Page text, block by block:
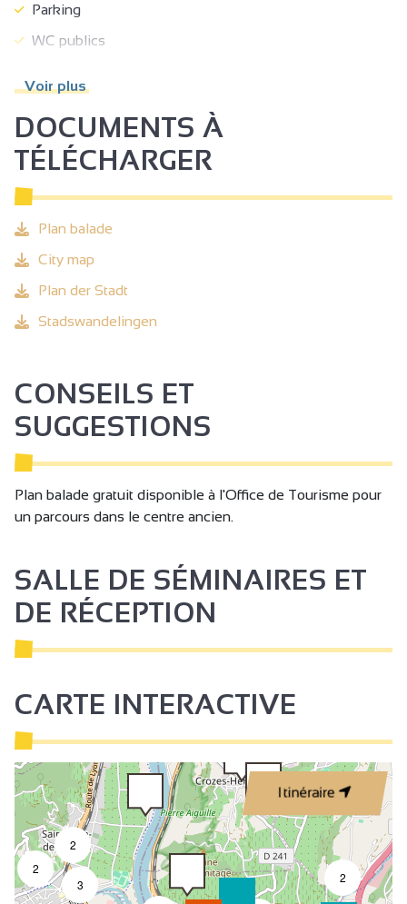
Parking
WC publics
Voir plus
DOCUMENTS À
TÉLÉCHARGER
Plan balade
City map
Plan der Stadt
Stadswandelingen
CONSEILS ET
SUGGESTIONS
Plan balade gratuit disponible à l'Office de Tourisme pour
un parcours dans le centre ancien.
SALLE DE SÉMINAIRES ET
DE RÉCEPTION
CARTE INTERACTIVE
Itinéraire
2
2
2
3